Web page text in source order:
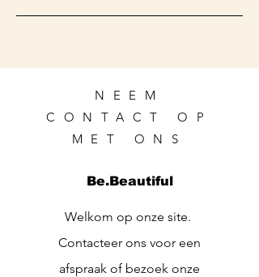
NEEM
CONTACT OP
MET ONS
Be.Beautiful
Welkom op onze site.
Contacteer ons voor een
afspraak of bezoek onze